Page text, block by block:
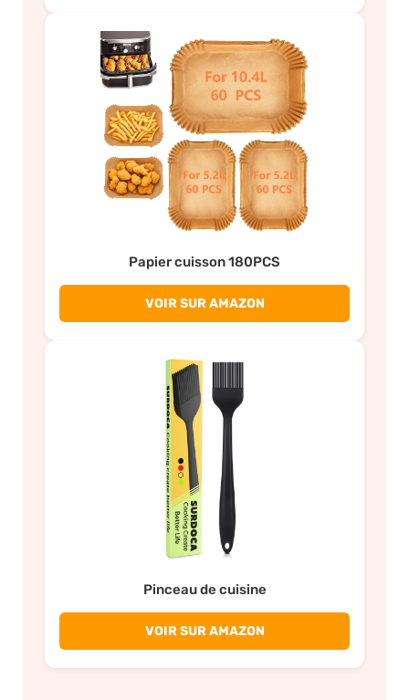
Papier cuisson 180PCS
VOIR SUR AMAZON
Pinceau de cuisine
VOIR SUR AMAZON